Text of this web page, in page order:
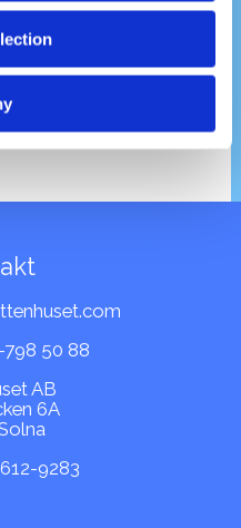
gå 10 lektioner
798 50 88
AB
6A
9283